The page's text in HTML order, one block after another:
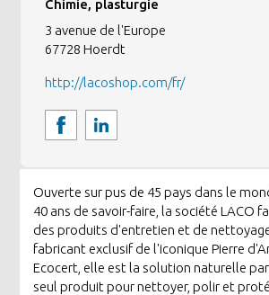
Chimie, plasturgie
3 avenue de l'Europe
67728 Hoerdt
http://lacoshop.com/fr/
Ouverte sur pus de 45 pays dans le
40 ans de savoir-faire, la société LACO
des produits d'entretien et de
fabricant exclusif de l'iconique Pierre
Ecocert, elle est la solution naturelle
seul produit pour nettoyer, polir et